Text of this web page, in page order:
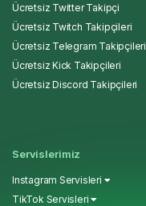
Ücretsiz Twitter Takipçi
Ücretsiz Twitch Takipçileri
Ücretsiz Telegram Takipçileri
Ücretsiz Kick Takipçileri
Ücretsiz Discord Takipçileri
Servislerimiz
Instagram Servisleri
TikTok Servisleri